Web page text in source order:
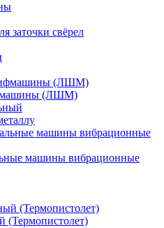
заточки свёрел
(ЛШМ)
машины вибрационные
(Термопистолет)